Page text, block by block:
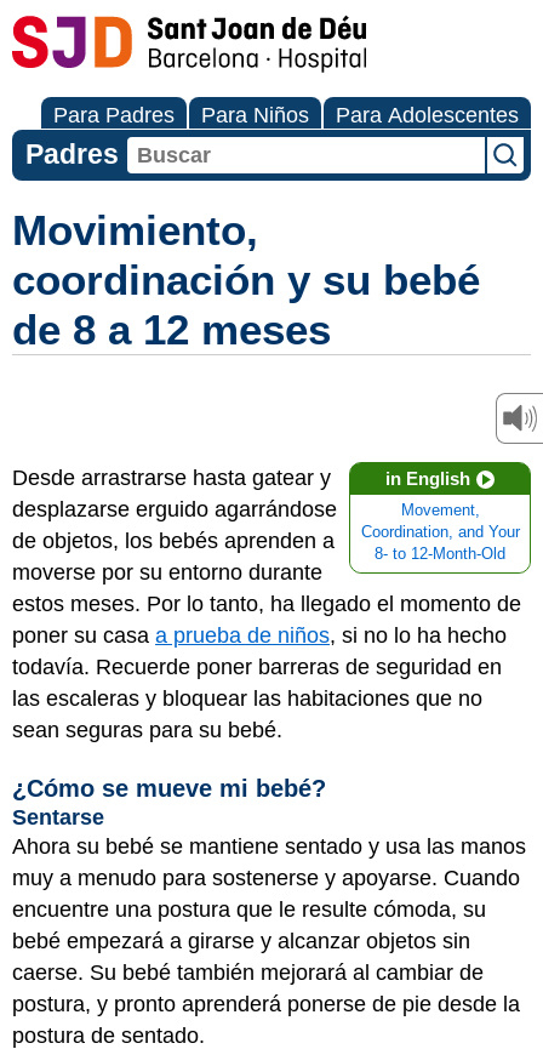
Para Padres Para Niños Para Adolescentes
Padres
Movimiento,
coordinación y su bebé
de 8 a 12 meses
in English
Movement,
Coordination, and Your
8- to 12-Month-Old
Desde arrastrarse hasta gatear y
desplazarse erguido agarrándose
de objetos, los bebés aprenden a
moverse por su entorno durante
estos meses. Por lo tanto, ha llegado el momento de
poner su casa a prueba de niños, si no lo ha hecho
todavía. Recuerde poner barreras de seguridad en
las escaleras y bloquear las habitaciones que no
sean seguras para su bebé.
¿Cómo se mueve mi bebé?
Sentarse
Ahora su bebé se mantiene sentado y usa las manos
muy a menudo para sostenerse y apoyarse. Cuando
encuentre una postura que le resulte cómoda, su
bebé empezará a girarse y alcanzar objetos sin
caerse. Su bebé también mejorará al cambiar de
postura, y pronto aprenderá ponerse de pie desde la
postura de sentado.